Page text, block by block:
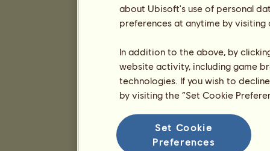
about Ubisoft's use of personal
preferences at anytime by
In addition to the above, by
website activity, including game
technologies. If you wish to
by visiting the “Set Cookie
Set Cookie
Preferences